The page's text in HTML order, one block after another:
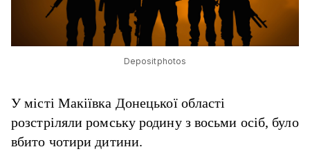
Depositphotos
У місті Макіївка Донецької області
розстріляли ромську родину з восьми осіб, було
вбито чотири дитини.